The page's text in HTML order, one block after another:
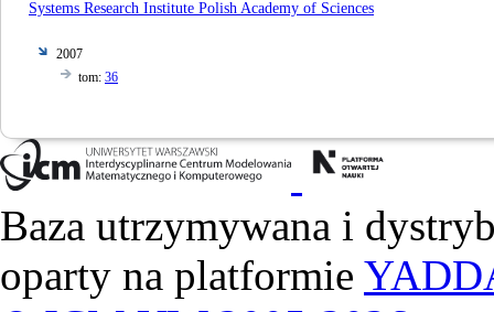
Systems Research Institute Polish Academy of Sciences
2007
tom: 36
Baza utrzymywana i
oparty na platformie